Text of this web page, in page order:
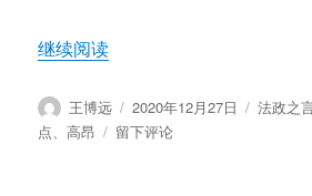
继续阅读“王博远：历史总是能从
作
者
王博远
发
布
2020年12月27日
分
法政之
点、高昂
于
留下评论